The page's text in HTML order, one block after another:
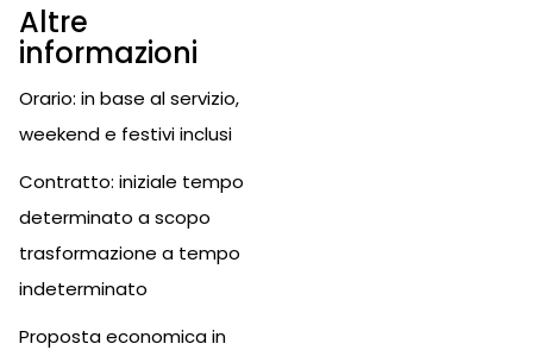
Altre
informazioni
Orario: in base al servizio,
weekend e festivi inclusi
Contratto: iniziale tempo
determinato a scopo
trasformazione a tempo
indeterminato
Proposta economica in